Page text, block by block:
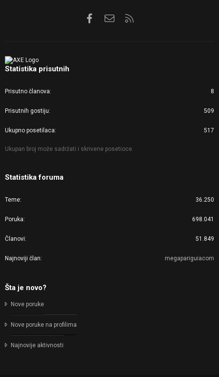
FacebookKontaktirajte nas
Statistika prisutnih
Prisutno članova 8
Prisutnih gostiju 509
Ukupno posetilaca 517
Ukupan broj može sadržati i skrivene posetioce.
Statistika foruma
Teme 36.250
Poruka 698.041
Članovi 51.849
Najnoviji član megapariguiacom
Šta je novo?
Nove poruke
Nove poruke na profilima
Najnovije aktivnosti